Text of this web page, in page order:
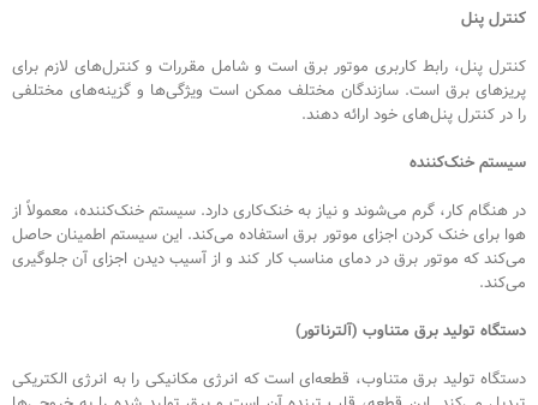
کنترل پنل
کنترل پنل، رابط کاربری موتور برق است و شامل مقررات و کنترل‌های لازم برای
پریزهای برق است. سازندگان مختلف ممکن است ویژگی‌ها و گزینه‌های مختلفی
را در کنترل پنل‌های خود ارائه دهند.
سیستم خنک‌کننده
در هنگام کار، گرم می‌شوند و نیاز به خنک‌کاری دارد. سیستم خنک‌کننده، معمولاً از
هوا برای خنک کردن اجزای موتور برق استفاده می‌کند. این سیستم اطمینان حاصل
می‌کند که موتور برق در دمای مناسب کار کند و از آسیب دیدن اجزای آن جلوگیری
می‌کند.
دستگاه تولید برق متناوب (آلترناتور)
دستگاه تولید برق متناوب، قطعه‌ای است که انرژی مکانیکی را به انرژی الکتریکی